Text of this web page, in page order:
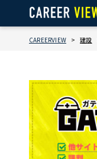
CAREERVIEW > 建設